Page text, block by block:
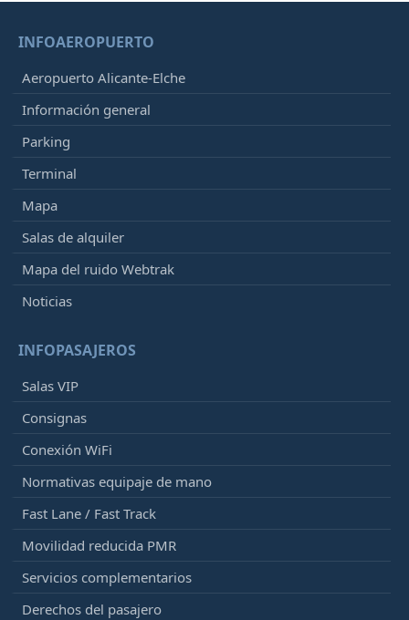
INFOAEROPUERTO
Aeropuerto Alicante-Elche
Información general
Parking
Terminal
Mapa
Salas de alquiler
Mapa del ruido Webtrak
Noticias
INFOPASAJEROS
Salas VIP
Consignas
Conexión WiFi
Normativas equipaje de mano
Fast Lane / Fast Track
Movilidad reducida PMR
Servicios complementarios
Derechos del pasajero